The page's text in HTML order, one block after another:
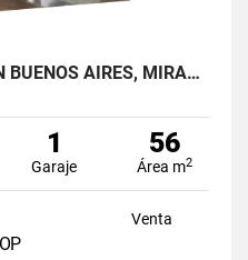
VENDO APARTAMENTO EN BUENOS AIRES, MIRAFLORES.
1
Garaje
56
Área m2
Venta